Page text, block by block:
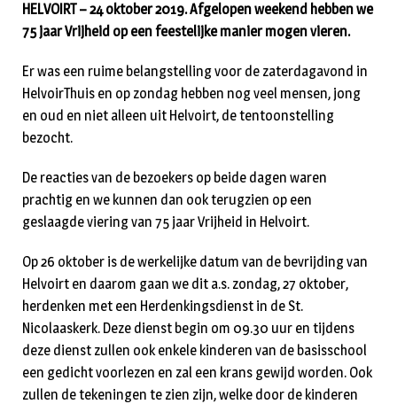
HELVOIRT – 24 oktober 2019. Afgelopen weekend hebben we
75 jaar Vrijheid op een feestelijke manier mogen vieren.
Er was een ruime belangstelling voor de zaterdagavond in
HelvoirThuis en op zondag hebben nog veel mensen, jong
en oud en niet alleen uit Helvoirt, de tentoonstelling
bezocht.
De reacties van de bezoekers op beide dagen waren
prachtig en we kunnen dan ook terugzien op een
geslaagde viering van 75 jaar Vrijheid in Helvoirt.
Op 26 oktober is de werkelijke datum van de bevrijding van
Helvoirt en daarom gaan we dit a.s. zondag, 27 oktober,
herdenken met een Herdenkingsdienst in de St.
Nicolaaskerk. Deze dienst begin om 09.30 uur en tijdens
deze dienst zullen ook enkele kinderen van de basisschool
een gedicht voorlezen en zal een krans gewijd worden. Ook
zullen de tekeningen te zien zijn, welke door de kinderen